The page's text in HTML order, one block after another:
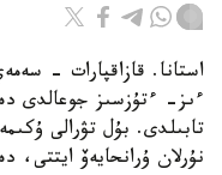
استانا. قازاقپارات -
ءىز- ءتۇزسىز جوعالدى
تابىلدى. بۇل تۋرالى
نۇرلان ۇرانحايەۆ ايتتى،